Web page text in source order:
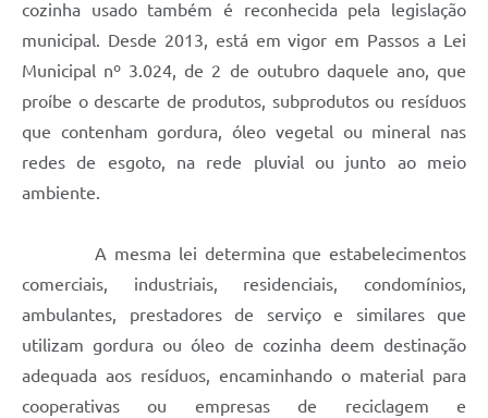
cozinha usado também é reconhecida pela legislação
municipal. Desde 2013, está em vigor em Passos a Lei
Municipal nº 3.024, de 2 de outubro daquele ano, que
proíbe o descarte de produtos, subprodutos ou resíduos
que contenham gordura, óleo vegetal ou mineral nas
redes de esgoto, na rede pluvial ou junto ao meio
ambiente.
A mesma lei determina que estabelecimentos
comerciais, industriais, residenciais, condomínios,
ambulantes, prestadores de serviço e similares que
utilizam gordura ou óleo de cozinha deem destinação
adequada aos resíduos, encaminhando o material para
cooperativas ou empresas de reciclagem e